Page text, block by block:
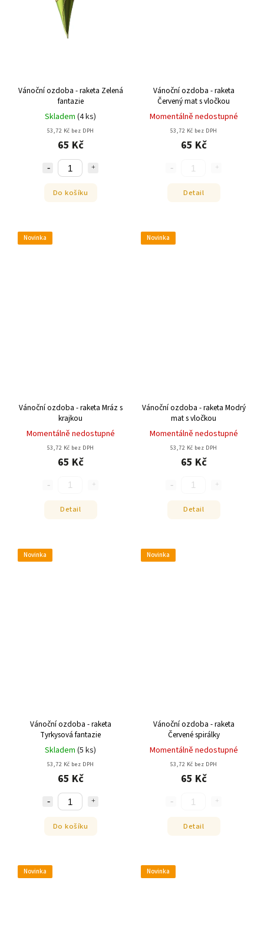
Vánoční ozdoba - raketa Zelená
fantazie
Skladem (4 ks)
53,72 Kč bez DPH
65 Kč
Do košíku
Vánoční ozdoba - raketa
Červený mat s vločkou
Momentálně nedostupné
53,72 Kč bez DPH
65 Kč
Detail
Novinka
Vánoční ozdoba - raketa Mráz s
krajkou
Momentálně nedostupné
53,72 Kč bez DPH
65 Kč
Detail
Novinka
Vánoční ozdoba - raketa Modrý
mat s vločkou
Momentálně nedostupné
53,72 Kč bez DPH
65 Kč
Detail
Novinka
Vánoční ozdoba - raketa
Tyrkysová fantazie
Skladem (5 ks)
53,72 Kč bez DPH
65 Kč
Do košíku
Novinka
Vánoční ozdoba - raketa
Červené spirálky
Momentálně nedostupné
53,72 Kč bez DPH
65 Kč
Detail
Novinka Novinka